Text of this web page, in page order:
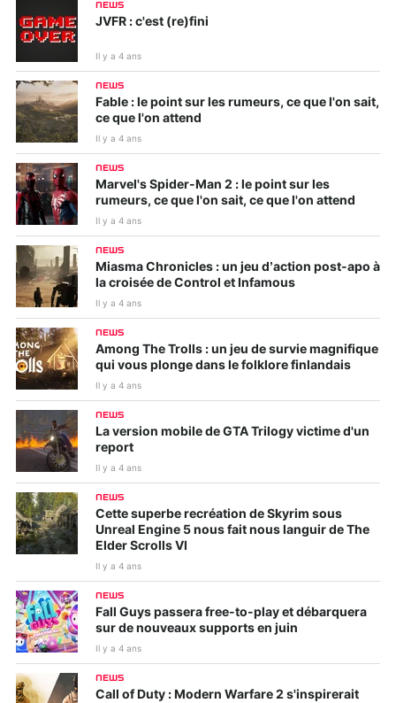
NEWS
JVFR : c'est (re)fini
Il y a 4 ans
NEWS
Fable : le point sur les rumeurs, ce que l'on sait,
ce que l'on attend
Il y a 4 ans
NEWS
Marvel's Spider-Man 2 : le point sur les
rumeurs, ce que l'on sait, ce que l'on attend
Il y a 4 ans
NEWS
Miasma Chronicles : un jeu d’action post-apo à
la croisée de Control et Infamous
Il y a 4 ans
NEWS
Among The Trolls : un jeu de survie magnifique
qui vous plonge dans le folklore finlandais
Il y a 4 ans
NEWS
La version mobile de GTA Trilogy victime d'un
report
Il y a 4 ans
NEWS
Cette superbe recréation de Skyrim sous
Unreal Engine 5 nous fait nous languir de The
Elder Scrolls VI
Il y a 4 ans
NEWS
Fall Guys passera free-to-play et débarquera
sur de nouveaux supports en juin
Il y a 4 ans
NEWS
Call of Duty : Modern Warfare 2 s'inspirerait